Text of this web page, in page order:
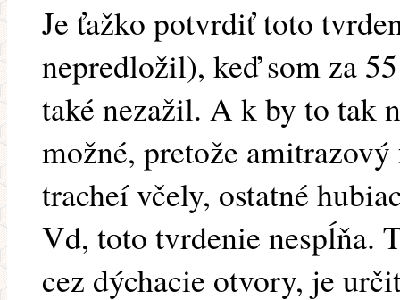
Je ťažko potvrdiť toto
nepredložil), keď som za
také nezažil. A k by to tak
možné, pretože
tracheí včely, ostatné
Vd, toto tvrdenie nespĺňa.
cez dýchacie otvory, je